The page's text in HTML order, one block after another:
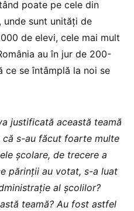
poate pe cele din
unde sunt unități de
de elevi, cele mai mult
au în jur de 200-
ce se întâmplă la noi se
justificată această teamă
s-au făcut foarte multe
școlare, de trecere a
părinții au votat, s-a luat
al școlilor?
teamă? Au fost astfel